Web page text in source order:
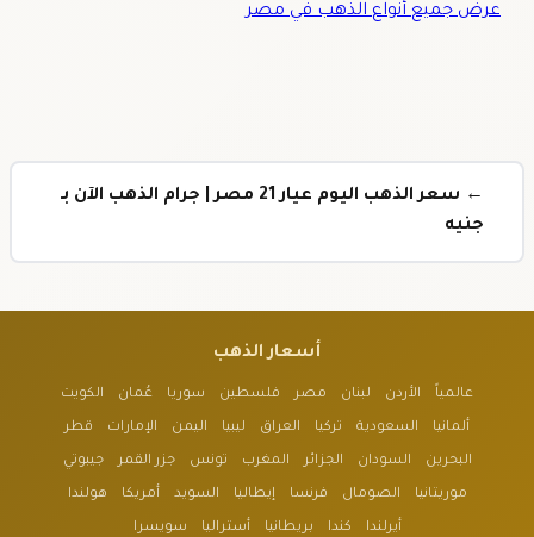
عرض جميع أنواع الذهب في مصر
← سعر الذهب اليوم عيار 21 مصر | جرام الذهب الآن بـ
جنيه
أسعار الذهب
عالمياً الأردن لبنان مصر فلسطين سوريا عُمان الكويت
ألمانيا السعودية تركيا العراق ليبيا اليمن الإمارات قطر
البحرين السودان الجزائر المغرب تونس جزر القمر جيبوتي
موريتانيا الصومال فرنسا إيطاليا السويد أمريكا هولندا
أيرلندا كندا بريطانيا أستراليا سويسرا